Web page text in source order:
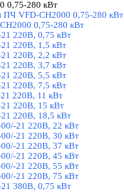
0,75-280 кВт
ПЧ VFD-CH2000 0,75-280 кВт
0,75-280 кВт
220В, 0,75 кВт
220В, 1,5 кВт
220В, 2,2 кВт
220В, 3,7 кВт
220В, 5,5 кВт
220В, 7,5 кВт
220В, 11 кВт
220В, 15 кВт
220В, 18,5 кВт
21 220В, 22 кВт
21 220В, 30 кВт
21 220В, 37 кВт
21 220В, 45 кВт
21 220В, 55 кВт
21 220В, 75 кВт
380В, 0,75 кВт